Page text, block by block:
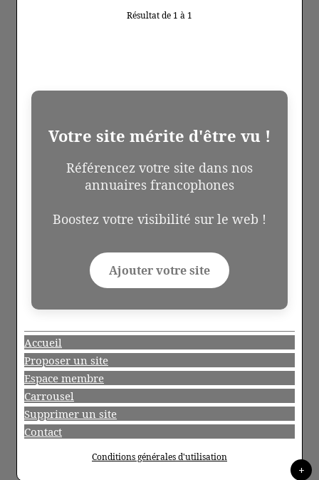
Résultat de 1 à 1
Votre site mérite d'être vu !
Référencez votre site dans nos
annuaires francophones
Boostez votre visibilité sur le web !
Ajouter votre site
Accueil
Proposer un site
Espace membre
Carrousel
Supprimer un site
Contact
Conditions générales d'utilisation
+